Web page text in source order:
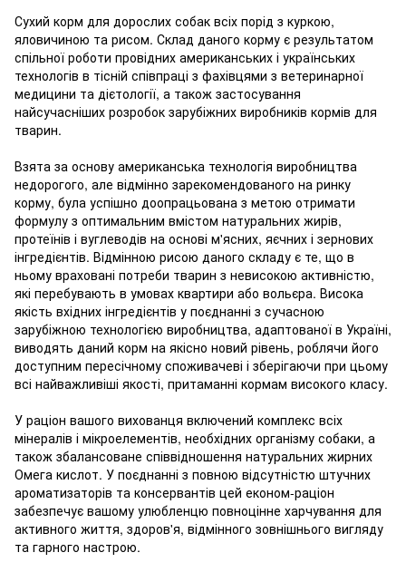
Сухий корм для дорослих собак всіх порід з куркою,
яловичиною та рисом. Склад даного корму є результатом
спільної роботи провідних американських і українських
технологів в тісній співпраці з фахівцями з ветеринарної
медицини та дієтології, а також застосування
найсучасніших розробок зарубіжних виробників кормів для
тварин.
Взята за основу американська технологія виробництва
недорогого, але відмінно зарекомендованого на ринку
корму, була успішно доопрацьована з метою отримати
формулу з оптимальним вмістом натуральних жирів,
протеїнів і вуглеводів на основі м'ясних, яєчних і зернових
інгредієнтів. Відмінною рисою даного складу є те, що в
ньому враховані потреби тварин з невисокою активністю,
які перебувають в умовах квартири або вольєра. Висока
якість вхідних інгредієнтів у поєднанні з сучасною
зарубіжною технологією виробництва, адаптованої в Україні,
виводять даний корм на якісно новий рівень, роблячи його
доступним пересічному споживачеві і зберігаючи при цьому
всі найважливіші якості, притаманні кормам високого класу.
У раціон вашого вихованця включений комплекс всіх
мінералів і мікроелементів, необхідних організму собаки, а
також збалансоване співвідношення натуральних жирних
Омега кислот. У поєднанні з повною відсутністю штучних
ароматизаторів та консервантів цей економ-раціон
забезпечує вашому улюбленцю повноцінне харчування для
активного життя, здоров'я, відмінного зовнішнього вигляду
та гарного настрою.